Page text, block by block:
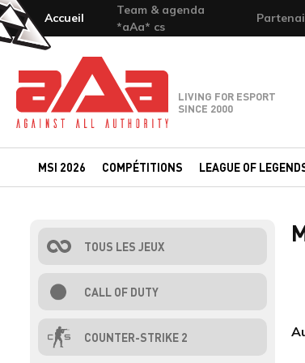
Accueil
Team & agenda
*aAa* cs
Team-aAa - against All authority
LIVING FOR ESPORT
SINCE 2000
MSI 2026 COMPÉTITIONS LEAGUE OF
TOUS LES JEUX
CALL OF DUTY
COUNTER-STRIKE 2